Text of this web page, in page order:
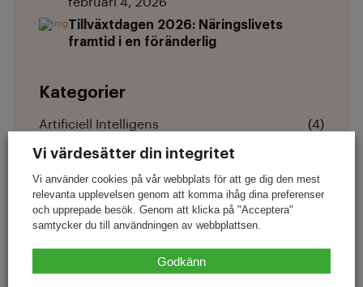
Tillväxtdagen 2026: Näringslivets
framtid i en föränderlig
Kategorier
Artificiell Intelligens (4)
Catering
Digital Närvaro (10)
Hemsida
Lojalitet
Vi värdesätter din integritet
Vi använder cookies på vår webbplats för att ge dig den mest
relevanta upplevelsen genom att komma ihåg dina preferenser
och upprepade besök. Genom att klicka på "Acceptera"
samtycker du till användningen av webbplattsen.
Godkänn